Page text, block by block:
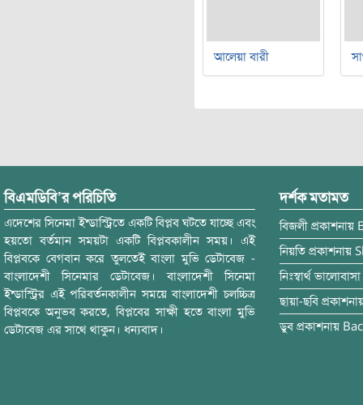
আলেয়া বারী
বিএমডিবি’র পরিচিতি
এদেশের সিনেমা ইন্ডাস্ট্রিতে একটি বিপ্লব ঘটতে যাচ্ছে এবং
হয়তো বর্তমান সময়টা একটি বিপ্লবকালীন সময়। এই
বিপ্লবকে বেগবান করে তুলতেই বাংলা মুভি ডেটাবেজ -
বাংলাদেশী সিনেমার ডেটাবেজ। বাংলাদেশী সিনেমা
ইন্ডাস্ট্রির এই পরিবর্তনকালীন সময়ে বাংলাদেশী চলচ্চিত্র
বিপ্লবকে অনুভব করতে, বিপ্লবের সাক্ষী হতে বাংলা মুভি
ডেটাবেজ এর সাথে থাকুন। ধন্যবাদ।
দর্শক মতামত
বিজলী প্রকাশনায়
নিয়তি প্রকাশনায়
নিঃস্বার্থ ভালোবাসা
ছায়া-ছবি
ডুব প্রকাশনায়